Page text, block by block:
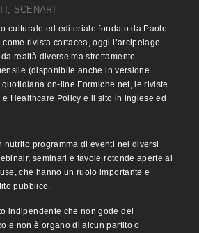
SCENARI
culturale ed editoriale fondato da Paolo
come rivista cartacea, oggi l’arcipelago
realtà diverse ma strettamente
(disponibile anche in versione
on-line Formiche.net, le riviste
Healthcare Policy e il sito in inglese ed
nutrito programma di eventi nei diversi
seminari e tavole rotonde aperte al
che hanno un ruolo importante e
pubblico.
indipendente che non gode del
e non è organo di alcun partito o